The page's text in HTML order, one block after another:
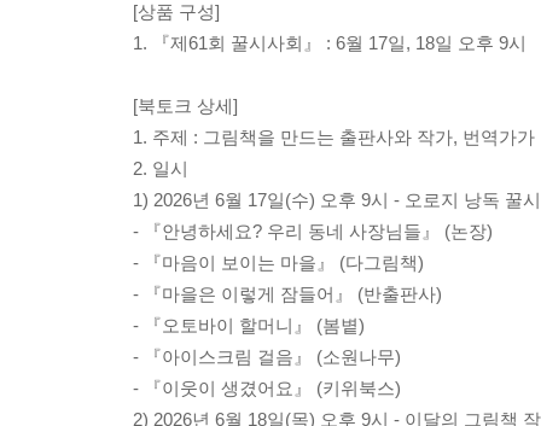
[상품 구성]
1. 『제61회 꿀시사회』 : 6월 17일, 18일 오후 9시
[북토크 상세]
1. 주제 : 그림책을 만드는 출판사와 작가, 번역가
2. 일시
1) 2026년 6월 17일(수) 오후 9시 - 오로지 낭독 꿀
- 『안녕하세요? 우리 동네 사장님들』 (논장)
- 『마음이 보이는 마을』 (다그림책)
- 『마을은 이렇게 잠들어』 (반출판사)
- 『오토바이 할머니』 (봄볕)
- 『아이스크림 걸음』 (소원나무)
- 『이웃이 생겼어요』 (키위북스)
2) 2026년 6월 18일(목) 오후 9시 - 이달의 그림책